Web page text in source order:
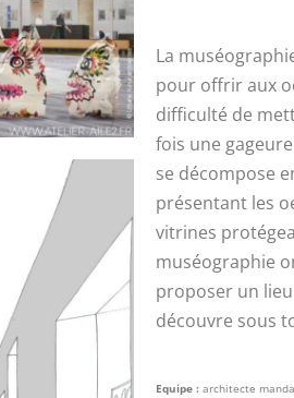
La
pour offrir aux
difficulté de
fois une
se décompose
présentant les
vitrines
muséographie
proposer un lieu
découvre sous
Equipe : architecte